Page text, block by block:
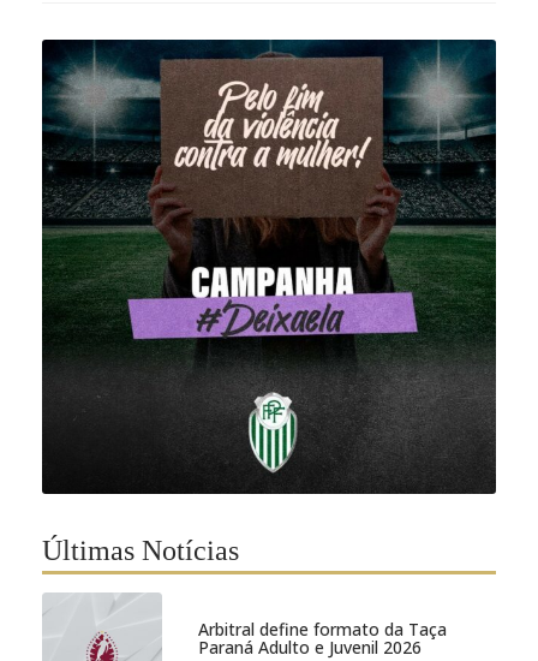
Últimas Notícias
Arbitral define formato da Taça
Paraná Adulto e Juvenil 2026